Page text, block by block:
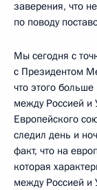
заверения, что
по поводу
Мы сегодня с
с Президентом
что этого
между Россией и
Европейского
следил день и
факт, что на
которая
между Россией и